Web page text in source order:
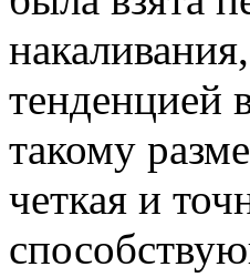
тенденцией
такому
четкая и